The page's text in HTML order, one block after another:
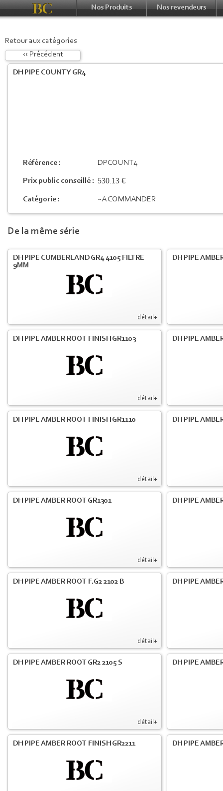
Nos Produits Nos revendeurs
Retour aux catégories
‹‹ Précédent
DH PIPE COUNTY GR4
Référence : DPCOUNT4
Prix public conseillé : 530.13 €
Catégorie : ~A COMMANDER
De la même série
détail+
DH PIPE CUMBERLAND GR4 4105 FILTRE
9MM
DH PIPE
détail+
DH PIPE AMBER ROOT FINISH GR1103 DH PIPE
détail+
DH PIPE AMBER ROOT FINISH GR1110 DH PIPE
détail+
DH PIPE AMBER ROOT GR1301 DH PIPE
détail+
DH PIPE AMBER ROOT F.G2 2102 B DH PIPE
détail+
DH PIPE AMBER ROOT GR2 2105 S DH PIPE
DH PIPE AMBER ROOT FINISH GR2211 DH PIPE